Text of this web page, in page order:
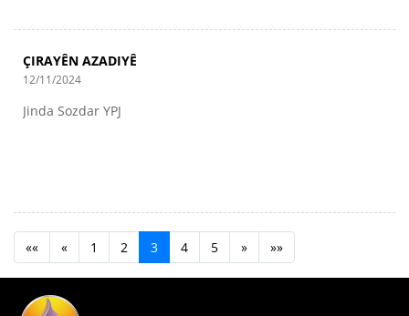
ÇIRAYÊN AZADIYÊ
12/11/2024
Jinda Sozdar YPJ
«« « 1 2 3 4 5 » »»